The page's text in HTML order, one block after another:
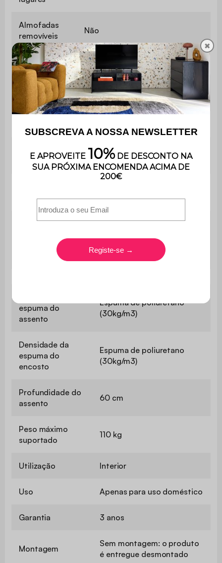
Almofadas
removíveis
Não
Modular Sim
Contém
madeira
Não
estrutura
Mousse
tecido
Revestimento
Espuma reciclada (densidade:
poliuretano (densidade:
18kg/m3)
espuma do
assento
Espuma de poliuretano
(30kg/m3)
Densidade da
espuma do
encosto
Espuma de poliuretano
(30kg/m3)
Profundidade do
assento
60 cm
Peso máximo
suportado
110 kg
Utilização Interior
Uso Apenas para uso doméstico
Garantia 3 anos
Montagem
Sem montagem: o produto
é entregue desmontado
✖